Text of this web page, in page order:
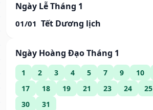
Ngày Lễ Tháng 1
01/01 Tết Dương lịch
Ngày Hoàng Đạo Tháng 1
1 2 3 4 5 7 9 10
17
18 19 21 23 24 25
30
31